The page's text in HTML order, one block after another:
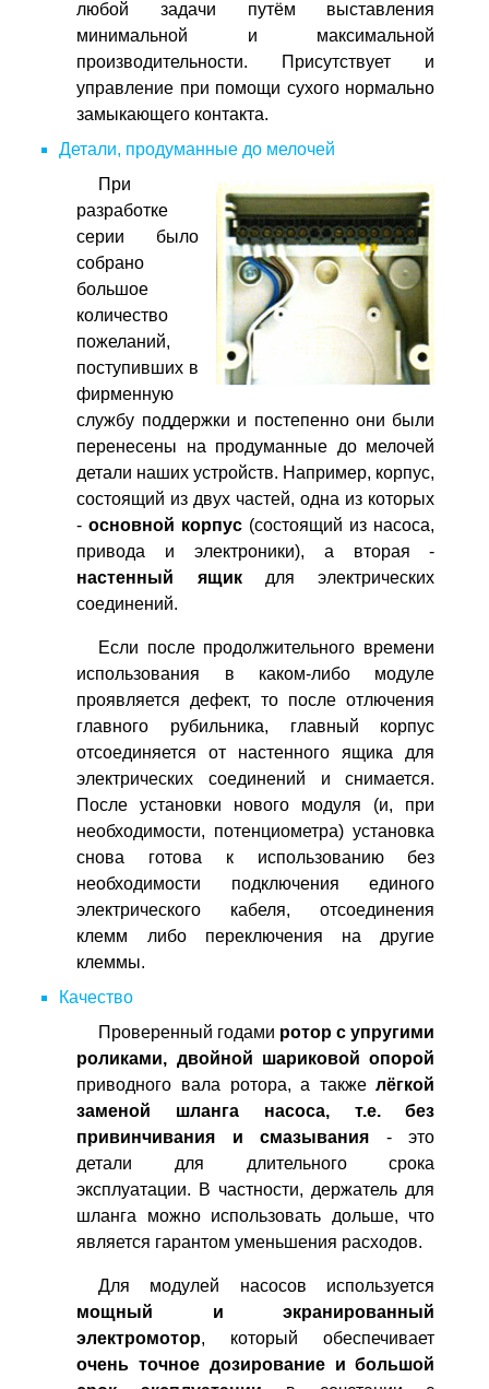
любой задачи путём выставления
минимальной и максимальной
производительности. Присутствует и
управление при помощи сухого нормально
замыкающего контакта.
Детали, продуманные до мелочей
При
разработке
серии было
собрано
большое
количество
пожеланий,
поступивших в
фирменную
службу поддержки и постепенно они были
перенесены на продуманные до мелочей
детали наших устройств. Например, корпус,
состоящий из двух частей, одна из которых
-основной корпус (состоящий из насоса,
привода и электроники), а вторая -
настенный ящикдля электрических
соединений.
Если после продолжительного времени
использования в каком-либо модуле
проявляется дефект, то после отлючения
главного рубильника, главный корпус
отсоединяется от настенного ящика для
электрических соединений и снимается.
После установки нового модуля (и, при
необходимости, потенциометра) установка
снова готова к использованию без
необходимости подключения единого
электрического кабеля, отсоединения
клемм либо переключения на другие
клеммы.
Качество
Проверенный годами ротор с упругими
роликами, двойной шариковой опорой
приводного вала ротора, а такжелёгкой
заменой шланга насоса, т.е. без
привинчивания и смазывания - это
детали для длительного срока
эксплуатации. В частности, держатель для
шланга можно использовать дольше, что
является гарантом уменьшения расходов.
Для модулей насосов используется
мощный и экранированный
электромотор, который обеспечивает
очень точное дозирование и большой